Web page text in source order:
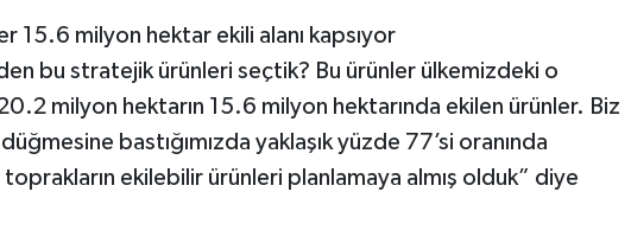
15.6 milyon hektar ekili alanı kapsıyor
bu stratejik ürünleri seçtik? Bu ürünler ülkemizdeki o
milyon hektarın 15.6 milyon hektarında ekilen ürünler. Biz
bastığımızda yaklaşık yüzde 77’si oranında
ekilebilir ürünleri planlamaya almış olduk” diye